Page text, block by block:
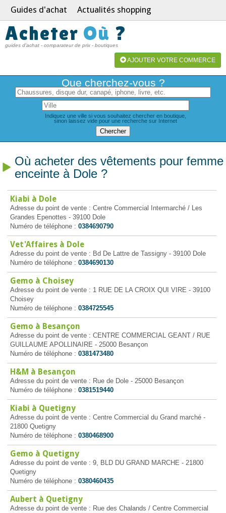
Guides d'achat Actualités shopping
Acheter Où ?
guides d'achat - comparateur de prix - boutiques
AJOUTER VOTRE COMMERCE
Que cherchez-vous ?
Indiquez une ville si vous souhaitez chercher en boutique,
sinon laissez vide pour une recherche sur Internet
Où acheter des vêtements pour femme
enceinte à Dole ?
Kiabi à Dole
Adresse du point de vente : Centre Commercial Intermarché / Les
Grandes Epenottes - 39100 Dole
Numéro de téléphone : 0384690790
Vet'Affaires à Dole
Adresse du point de vente : Bd De Lattre de Tassigny - 39100 Dole
Numéro de téléphone : 0384690130
Gemo à Choisey
Adresse du point de vente : 1 RUE DE LA CROIX QUI VIRE - 39100
Choisey
Numéro de téléphone : 0384725545
Gemo à Besançon
Adresse du point de vente : CENTRE COMMERCIAL GEANT / RUE
GUILLAUME APOLLINAIRE - 25000 Besançon
Numéro de téléphone : 0381473480
H&M à Besançon
Adresse du point de vente : Rue de Dole - 25000 Besançon
Numéro de téléphone : 0381519440
Kiabi à Quetigny
Adresse du point de vente : Centre Commercial du Grand marché -
21800 Quetigny
Numéro de téléphone : 0380468900
Gemo à Quetigny
Adresse du point de vente : 9, BLD DU GRAND MARCHE - 21800
Quetigny
Numéro de téléphone : 0380460435
Aubert à Quetigny
Adresse du point de vente : Rue des Chalands / Centre Commercial